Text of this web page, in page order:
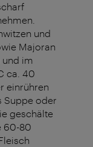
und
Majoran
und im
ca. 40
einrühren
Suppe oder
geschälte
60-80